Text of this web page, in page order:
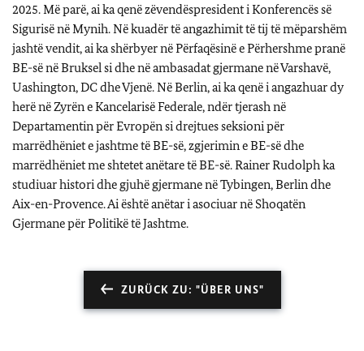
2025. Më parë, ai ka qenë zëvendëspresident i Konferencës së
Sigurisë në Mynih. Në kuadër të angazhimit të tij të mëparshëm
jashtë vendit, ai ka shërbyer në Përfaqësinë e Përhershme pranë
BE-së në Bruksel si dhe në ambasadat gjermane në Varshavë,
Uashington, DC dhe Vjenë. Në Berlin, ai ka qenë i angazhuar dy
herë në Zyrën e Kancelarisë Federale, ndër tjerash në
Departamentin për Evropën si drejtues seksioni për
marrëdhëniet e jashtme të BE-së, zgjerimin e BE-së dhe
marrëdhëniet me shtetet anëtare të BE-së. Rainer Rudolph ka
studiuar histori dhe gjuhë gjermane në Tybingen, Berlin dhe
Aix-en-Provence. Ai është anëtar i asociuar në Shoqatën
Gjermane për Politikë të Jashtme.
ZURÜCK ZU: "ÜBER UNS"